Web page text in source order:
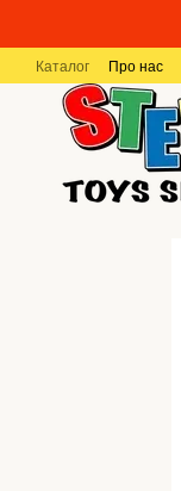
Каталог Про нас